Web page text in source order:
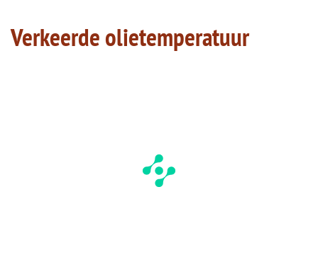
Verkeerde olietemperatuur